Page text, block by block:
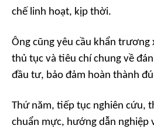
chế linh hoạt, kịp thời.
Ông cũng yêu cầu khẩn
thủ tục và tiêu chí chung về
đầu tư, bảo đảm hoàn thành
Thứ năm, tiếp tục nghiên cứu,
chuẩn mực, hướng dẫn nghiệp